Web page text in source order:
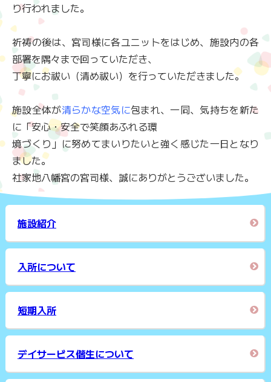
り行われました。
祈祷の後は、宮司様に各ユニットをはじめ、施設内の各
部署を隅々まで回っていただき、
丁寧にお祓い（清め祓い）を行っていただきました。
施設全体が清らかな空気に包まれ、一同、気持ちを新た
に「安心・安全で笑顔あふれる環
境づくり」に努めてまいりたいと強く感じた一日となり
ました。
社家地八幡宮の宮司様、誠にありがとうございました。
施設紹介
入所について
短期入所
デイサービス偕生について